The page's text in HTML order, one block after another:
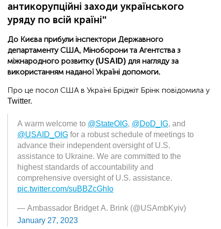
антикорупційні заходи українського
уряду по всій країні"
До Києва прибули інспектори Державного
департаменту США, Міноборони та Агентства з
міжнародного розвитку (USAID) для нагляду за
використанням наданої Україні допомоги.
Про це посол США в Україні Бріджіт Брінк повідомила у
Twitter.
A warm welcome to @StateOIG, @DoD_IG, and
@USAID_OIG for a robust schedule of meetings to
advance their independent oversight of U.S.
assistance to Ukraine. We are committed to the
highest standards of accountability and
comprehensive oversight of U.S. assistance.
pic.twitter.com/suBBZcGhIo
— Ambassador Bridget A. Brink (@USAmbKyiv)
January 27, 2023